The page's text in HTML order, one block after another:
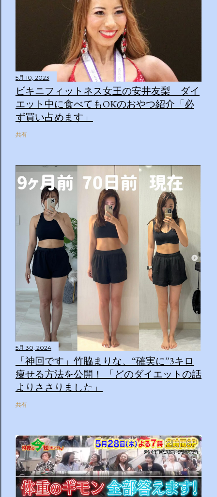
5月 10, 2023
ビキニフィットネス女王の安井友梨 ダイ
エット中に食べてもOKのおやつ紹介「必
ず買い占めます」
共有
5月 30, 2024
「神回です」竹脇まりな、“確実に”3キロ
痩せる方法を公開！ 「どのダイエットの話
よりささりました」
共有